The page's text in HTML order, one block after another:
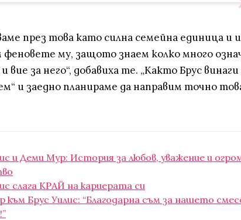
през това като силна семейна единица и
феновете му, защото знаем колко много
вие за него“, добавиха те. „Както Брус винаги
и заедно планираме да направим точно
и Деми Мур: История за любов, уважение и
слага КРАЙ на кариерата си
към Брус Уилис: “Благодарна съм за нашето